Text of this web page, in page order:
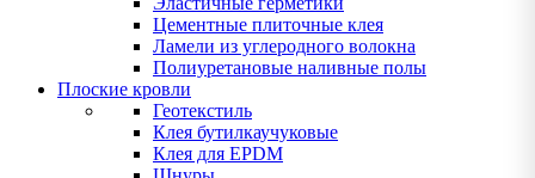
Цементные плиточные клея
Ламели из углеродного волокна
Полиуретановые наливные полы
Плоские кровли
Геотекстиль
Клея бутилкаучуковые
Клея для EPDM